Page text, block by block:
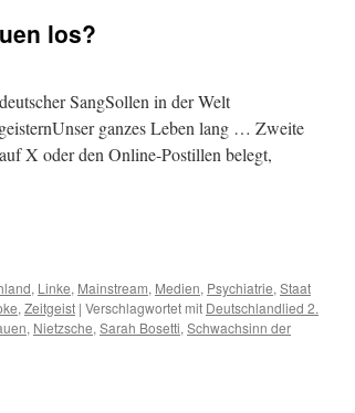
los?
SangSollen in der Welt
ganzes Leben lang … Zweite
X oder den Online-Postillen belegt,
, Linke, Mainstream, Medien, Psychiatrie,Staat
,Zeitgeist | Verschlagwortet mit Deutschlandlied 2.
, Nietzsche,Sarah Bosetti,Schwachsinn der